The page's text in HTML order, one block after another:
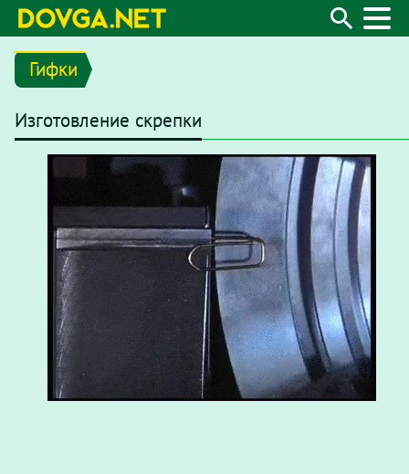
Гифки
Изготовление скрепки